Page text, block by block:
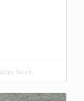
Zeige Details